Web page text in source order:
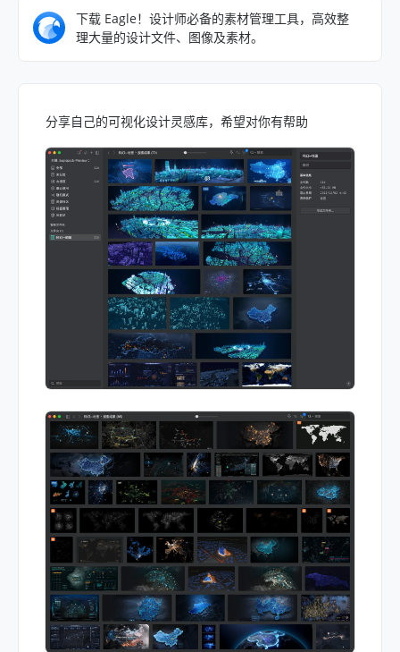
下载 Eagle！设计师必备的素材管理工具，高效整
理大量的设计文件、图像及素材。
分享自己的可视化设计灵感库，希望对你有帮助